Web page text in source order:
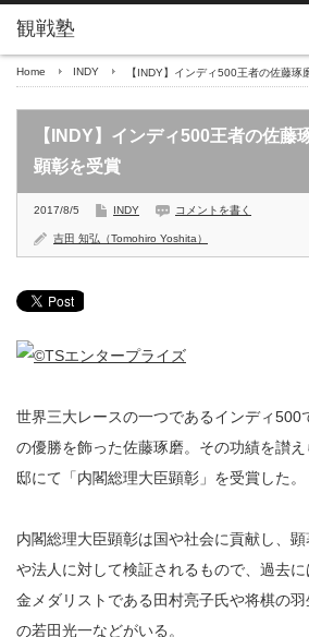
Home INDY 【INDY】インディ500王者の佐藤
【INDY】インディ500王者の佐藤
顕彰を受賞
2017/8/5 INDY コメントを書く
吉田 知弘（Tomohiro Yoshita）
世界三大レースの一つであるインディ500
の優勝を飾った佐藤琢磨。その功績を讃
邸にて「内閣総理大臣顕彰」を受賞した。
内閣総理大臣顕彰は国や社会に貢献し、
や法人に対して検証されるもので、過去
金メダリストである田村亮子氏や将棋の
の若田光一などがいる。